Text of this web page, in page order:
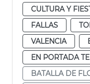
CULTURA Y
FALLAS
VALENCIA
EN PORTADA
BATALLA DE